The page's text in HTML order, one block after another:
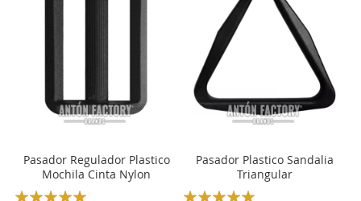
Pasador Regulador Plastico
Mochila Cinta Nylon
Rating:
Pasador Plastico Sandalia
Triangular
Rating: